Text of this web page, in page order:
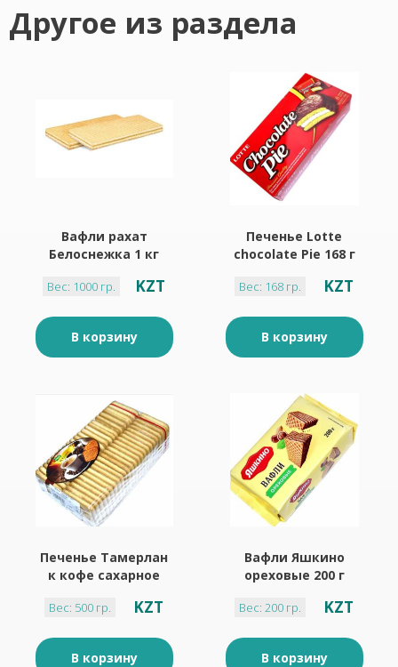
Другое из раздела
Вафли рахат
Белоснежка 1 кг
Вес: 1000 гр. KZT
В корзину
Печенье Lotte
chocolate Pie 168 г
Вес: 168 гр. KZT
В корзину
Печенье Тамерлан
к кофе сахарное
Вес: 500 гр. KZT
В корзину
Вафли Яшкино
ореховые 200 г
Вес: 200 гр. KZT
В корзину